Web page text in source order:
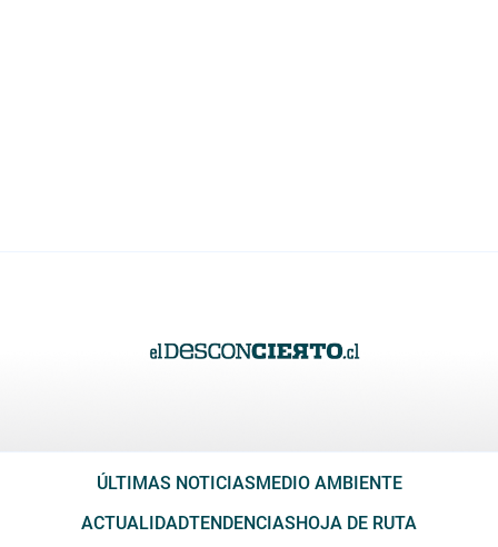
ÚLTIMAS NOTICIAS MEDIO AMBIENTE
ACTUALIDADTENDENCIAS HOJA DE RUTA